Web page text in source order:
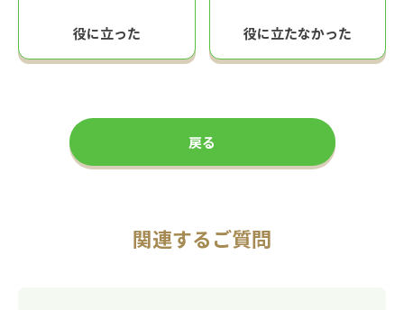
役に立った 役に立たなかった
戻る
関連するご質問